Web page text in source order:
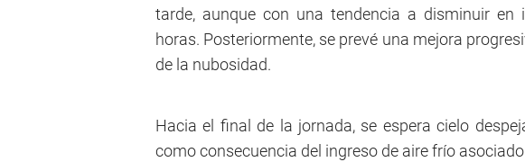
tarde, aunque con una tendencia a disminuir en
horas. Posteriormente, se prevé una mejora
de la nubosidad.
Hacia el final de la jornada, se espera cielo
como consecuencia del ingreso de aire frío